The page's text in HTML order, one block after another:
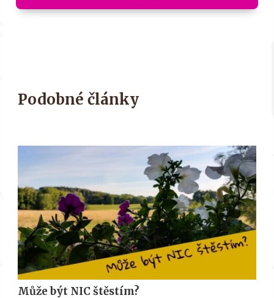
Podobné články
Může být NIC štěstím?